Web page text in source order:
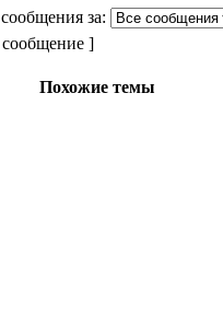
за:
]
Похожие темы